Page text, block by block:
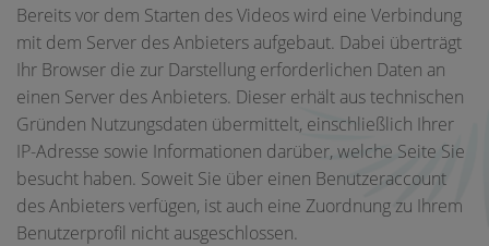
Bereits vor dem Starten des Videos wird eine Verbindung
mit dem Server des Anbieters aufgebaut. Dabei überträgt
Ihr Browser die zur Darstellung erforderlichen Daten an
einen Server des Anbieters. Dieser erhält aus technischen
Gründen Nutzungsdaten übermittelt, einschließlich Ihrer
IP-Adresse sowie Informationen darüber, welche Seite Sie
besucht haben. Soweit Sie über einen Benutzeraccount
des Anbieters verfügen, ist auch eine Zuordnung zu Ihrem
Benutzerprofil nicht ausgeschlossen.